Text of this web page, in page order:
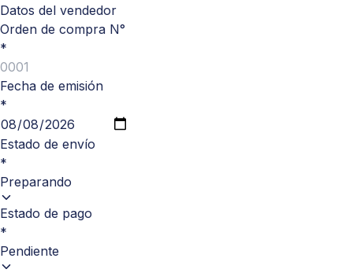
Datos del vendedor
Orden de compra N°
*
Fecha de emisión
*
Estado de envío
*
Preparando
Estado de pago
*
Pendiente